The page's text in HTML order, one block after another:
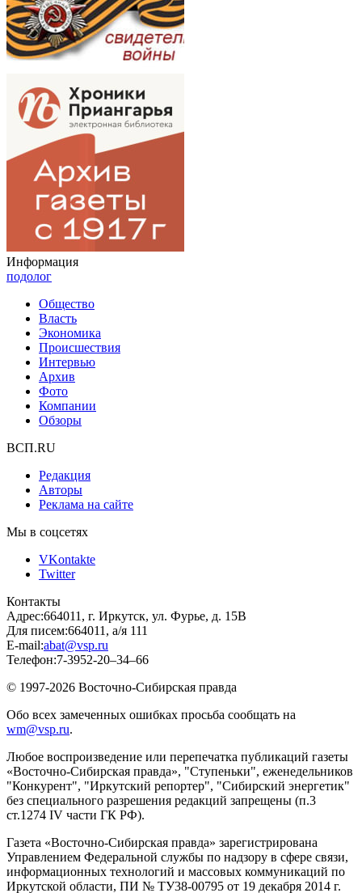
Информация
подолог
Общество
Власть
Экономика
Происшествия
Интервью
Архив
Фото
Компании
Обзоры
ВСП.RU
Редакция
Авторы
Реклама на сайте
Мы в соцсетях
VKontakte
Twitter
Контакты
Адрес:664011, г. Иркутск, ул. Фурье, д. 15В
Для писем:664011, а/я 111
E-mail:abat@vsp.ru
Телефон:7-3952-20–34–66
© 1997-2026 Восточно-Сибирская правда
Обо всех замеченных ошибках просьба сообщать на
wm@vsp.ru.
Любое воспроизведение или перепечатка публикаций газеты
«Восточно-Сибирская правда», "Ступеньки", еженедельников
"Конкурент", "Иркутский репортер", "Сибирский энергетик"
без специального разрешения редакций запрещены (п.3
ст.1274 IV части ГК РФ).
Газета «Восточно-Сибирская правда» зарегистрирована
Управлением Федеральной службы по надзору в сфере связи,
информационных технологий и массовых коммуникаций по
Иркутской области, ПИ № ТУ38-00795 от 19 декабря 2014 г.